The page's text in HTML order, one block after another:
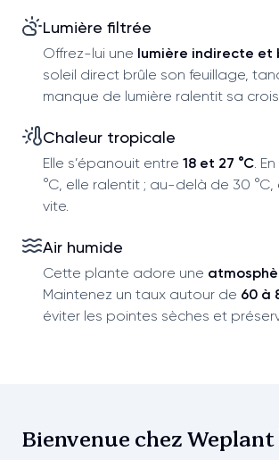
Lumière filtrée
Offrez-lui une lumière indirecte et
soleil direct brûle son feuillage,
manque de lumière ralentit sa
Chaleur tropicale
Elle s’épanouit entre 18 et 27 °C .
°C, elle ralentit ; au-delà de 30 °C,
vite.
Air humide
Cette plante adore une
Maintenez un taux autour de 60 à
éviter les pointes sèches et
Bienvenue chez Weplant